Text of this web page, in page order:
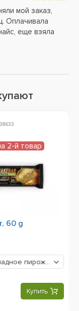
мой заказ,
Оплачивала
еще взяла
60 g
Шоколадное пирожное брауни
Купить
2-й товар